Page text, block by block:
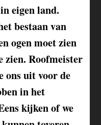
eigen land.
bestaan van
ogen moet zien
zien. Roofmeister
ons uit voor de
in het
kijken of we